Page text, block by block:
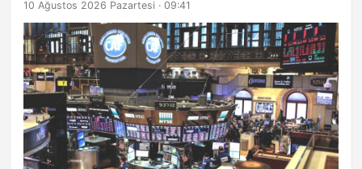
10 Ağustos 2026 Pazartesi · 09:41